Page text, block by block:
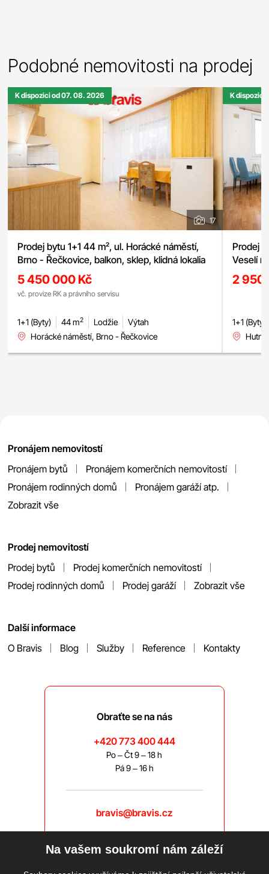
Podobné nemovitosti na prodej
K dispozici od 07. 08. 2026
17
Prodej bytu 1+1 44 m², ul. Horácké náměstí,
Brno - Řečkovice, balkon, sklep, klidná lokalia
5 450 000 Kč
vč. provize RK a právního servisu
1+1 (Byty) 44 m2 Lodžie
Výtah
Horácké náměstí, Brno - Řečkovice
K dispozici
Prodej
Veselí
2 950
1+1 (Byty)
Pronájem nemovitostí
Pronájem bytů
Pronájem komerčních nemovitostí
Pronájem rodinných domů
Pronájem garáží atp.
Zobrazit vše
Prodej nemovitostí
Prodej bytů
Prodej komerčních nemovitostí
Prodej rodinných domů
Prodej garáží Zobrazit vše
Další informace
O Bravis
Blog Služby Reference Kontakty
Obraťte se na nás
+420 773 400 444
Po – Čt 9 – 18 h
Pá 9 – 16 h
bravis@bravis.cz
Na vašem soukromí nám záleží